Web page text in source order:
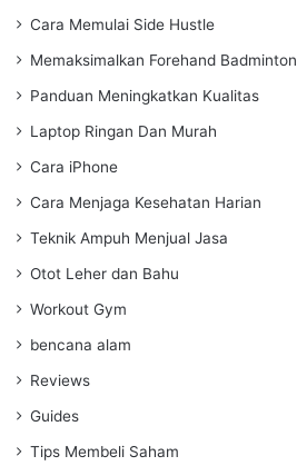
Cara Memulai Side Hustle
Memaksimalkan Forehand Badminton
Panduan Meningkatkan Kualitas
Laptop Ringan Dan Murah
Cara iPhone
Cara Menjaga Kesehatan Harian
Teknik Ampuh Menjual Jasa
Otot Leher dan Bahu
Workout Gym
bencana alam
Reviews
Guides
Tips Membeli Saham